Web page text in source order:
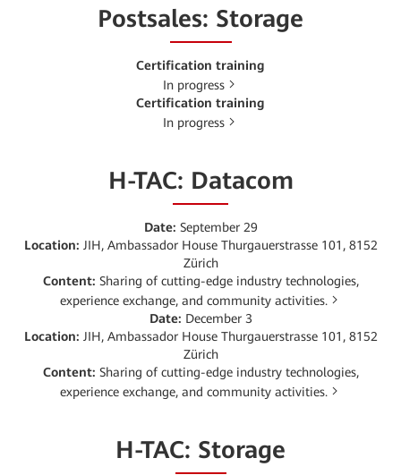
Postsales: Storage
Certification training
In progress
Certification training
In progress
H-TAC: Datacom
Date: September 29
Location: JIH, Ambassador House Thurgauerstrasse 101, 8152
Zürich
Content: Sharing of cutting-edge industry technologies,
experience exchange, and community activities.
Date: December 3
Location: JIH, Ambassador House Thurgauerstrasse 101, 8152
Zürich
Content: Sharing of cutting-edge industry technologies,
experience exchange, and community activities.
H-TAC: Storage